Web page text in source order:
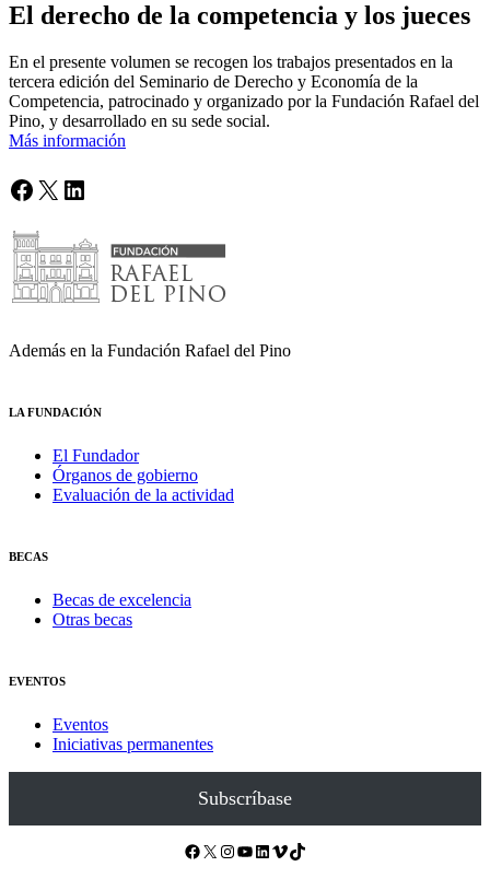
El derecho de la competencia y los jueces
En el presente volumen se recogen los trabajos presentados en la
tercera edición del Seminario de Derecho y Economía de la
Competencia, patrocinado y organizado por la Fundación Rafael del
Pino, y desarrollado en su sede social.
Más información
Facebook
X LinkedIn
Además en la Fundación Rafael del Pino
LA FUNDACIÓN
El Fundador
Órganos de gobierno
Evaluación de la actividad
BECAS
Becas de excelencia
Otras becas
EVENTOS
Eventos
Iniciativas permanentes
Subscríbase
Facebook X Instagram YouTube LinkedIn Vimeo TikTok